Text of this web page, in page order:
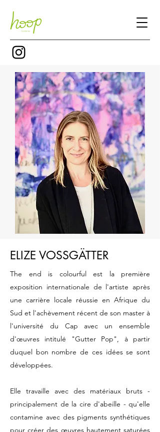
ELIZE VOSSGÄTTER
The end is colourful est la première
exposition internationale de l'artiste après
une carrière locale réussie en Afrique du
Sud et l'achèvement récent de son master à
l'université du Cap avec un ensemble
d'œuvres intitulé "Gutter Pop", à partir
duquel bon nombre de ces idées se sont
développées.
Elle travaille avec des matériaux bruts -
principalement de la cire d'abeille - qu'elle
contamine avec des pigments synthétiques
pour créer des œuvres hautement saturées